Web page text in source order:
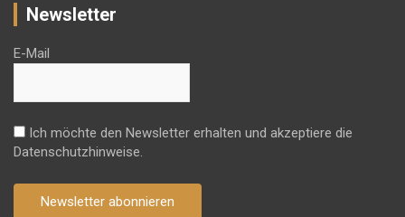
Newsletter
E-Mail
Ich möchte den Newsletter erhalten und akzeptiere die
Datenschutzhinweise.
Newsletter abonnieren